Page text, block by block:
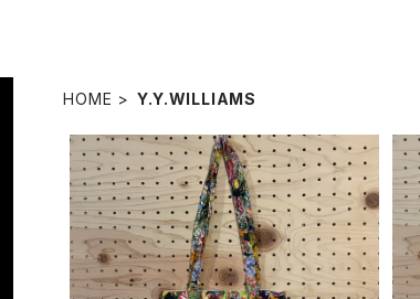
HOME Y.Y.WILLIAMS
【y.y.williams】 7インチトートバッグ
SOLD OUT